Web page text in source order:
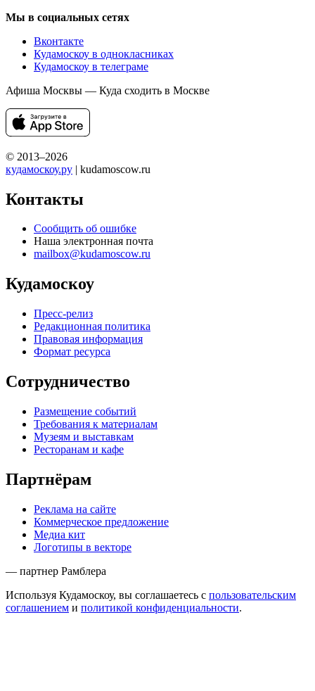
Мы в социальных сетях
Вконтакте
Кудамоскоу в однокласниках
Кудамоскоу в телеграме
Афиша Москвы — Куда сходить в Москве
© 2013–2026
кудамоскоу.ру | kudamoscow.ru
Контакты
Сообщить об ошибке
Наша электронная почта
mailbox@kudamoscow.ru
Кудамоскоу
Пресс-релиз
Редакционная политика
Правовая информация
Формат ресурса
Сотрудничество
Размещение событий
Требования к материалам
Музеям и выставкам
Ресторанам и кафе
Партнёрам
Реклама на сайте
Коммерческое предложение
Медиа кит
Логотипы в векторе
— партнер Рамблера
Используя Кудамоскоу, вы соглашаетесь с пользовательским
соглашением и политикой конфиденциальности.